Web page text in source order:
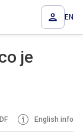
EN
je
English info